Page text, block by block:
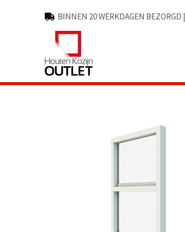
BINNEN 20 WERKDAGEN BEZORGD |